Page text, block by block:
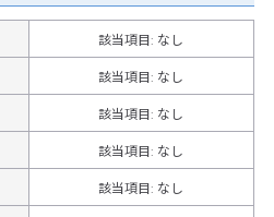
該当項目: なし
該当項目: なし
該当項目: なし
該当項目: なし
該当項目: なし